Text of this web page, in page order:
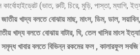
(ভাত, রুটি, চিরে, মুড়ি, পাস্তা, ম্যাগি,
খাদ্য বলতে বোঝায় মাছ, মাংস, ডিম, ডাল,
খাদ্য বলতে বোঝায় বাটার, ঘি, তেল খাসির মাংস
সমৃদ্ধ খাবার বলতে বিভিন্ন রকমের ফল , কালারফুল সবজি